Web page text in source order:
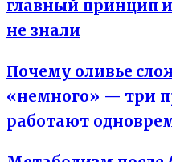
главный принцип
не знали
Почему оливье
«немного» — три
работают